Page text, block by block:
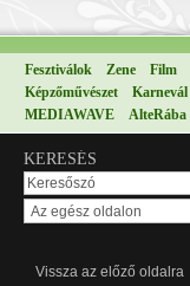
Fesztiválok Zene Film
Képzőművészet
Karnevál
MEDIAWAVE
AlteRába
KERESÉS
Vissza az előző oldalra